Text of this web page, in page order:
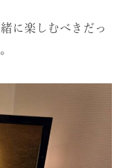
に楽しむべきだっ